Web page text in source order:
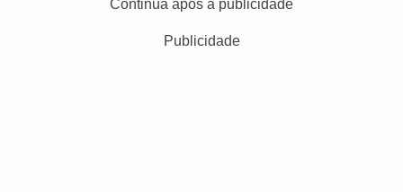
Continua após a publicidade
Publicidade